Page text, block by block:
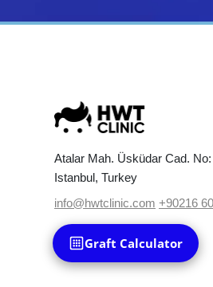
Atalar Mah. Üsküdar Cad. No:
Istanbul, Turkey
info@hwtclinic.com +90216
Graft Calculator